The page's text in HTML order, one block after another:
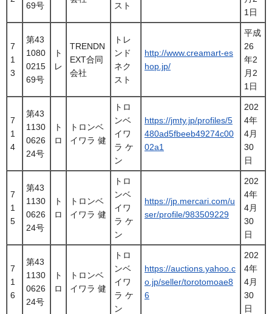
69号 スト
1日
7
1
3
第43
1080
0215
69号
ト
レ
TRENDN
EXT合同
会社
トレ
ンド
ネク
スト
http://www.creamart-es
hop.jp/
平成
26
年2
月2
1日
7
1
4
第43
1130
0626
24号
ト
ロ
トロンベ
イワラ 健
トロ
ンベ
イワ
ラ ケ
ン
https://jmty.jp/profiles/5
480ad5fbeeb49274c00
02a1
202
4年
4月
30
日
7
1
5
第43
1130
0626
24号
ト
ロ
トロンベ
イワラ 健
トロ
ンベ
イワ
ラ ケ
ン
https://jp.mercari.com/u
ser/profile/983509229
202
4年
4月
30
日
7
1
6
第43
1130
0626
24号
ト
ロ
トロンベ
イワラ 健
トロ
ンベ
イワ
ラ ケ
ン
https://auctions.yahoo.c
o.jp/seller/torotomoae8
6
202
4年
4月
30
日